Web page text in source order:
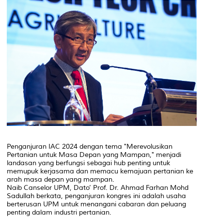
Penganjuran IAC 2024 dengan tema "Merevolusikan
Pertanian untuk Masa Depan yang Mampan," menjadi
landasan yang berfungsi sebagai hub penting untuk
memupuk kerjasama dan memacu kemajuan pertanian ke
arah masa depan yang mampan.
Naib Canselor UPM, Dato’ Prof. Dr. Ahmad Farhan Mohd
Sadullah berkata, penganjuran kongres ini adalah usaha
berterusan UPM untuk menangani cabaran dan peluang
penting dalam industri pertanian.